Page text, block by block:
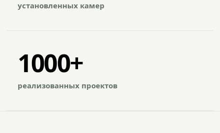
установленных камер
1000+
реализованных проектов